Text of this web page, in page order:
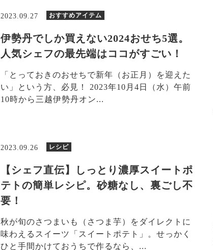
2023.09.27 おすすめアイテム
伊勢丹でしか買えない2024おせち5選。
人気シェフの最先端はココがすごい！
「とっておきのおせちで新年（お正月）を迎えた
い」という方、必見！ 2023年10月4日（水）午前
10時から三越伊勢丹オン...
2023.09.26 レシピ
【シェフ直伝】しっとり濃厚スイートポ
テトの簡単レシピ。砂糖なし、裏ごし不
要！
秋が旬のさつまいも（さつま芋）をダイレクトに
味わえるスイーツ「スイートポテト」。せっかく
ひと手間かけておうちで作るなら、...